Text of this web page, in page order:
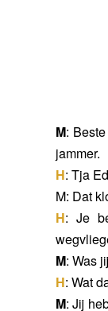
M:
jammer.
H: Tja
M: Dat
H: Je
M: Was
H: Wat
M: Jij